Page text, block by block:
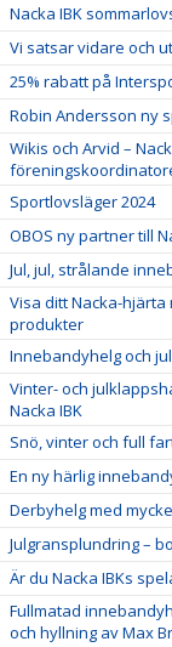
Nacka IBK
Vi satsar vidare och
25% rabatt på
Robin Andersson ny
Wikis och Arvid –
Sportlovsläger 2024
OBOS ny partner till
Jul, jul, strålande
Visa ditt Nacka-hjärta
produkter
Innebandyhelg och
Vinter- och
Nacka IBK
Snö, vinter och full
En ny härlig
Derbyhelg med
Julgransplundring –
Är du Nacka IBKs
Fullmatad
och hyllning av Max